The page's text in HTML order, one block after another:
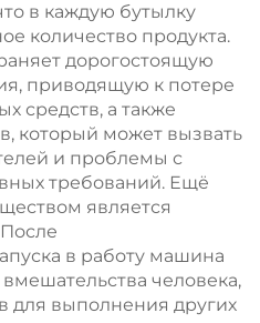
в каждую бутылку
количество продукта.
дорогостоящую
приводящую к потере
средств, а также
который может вызвать
и проблемы с
требований. Ещё
является
в работу машина
человека,
для выполнения других